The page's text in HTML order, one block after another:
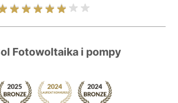
Fotowoltaika i pompy